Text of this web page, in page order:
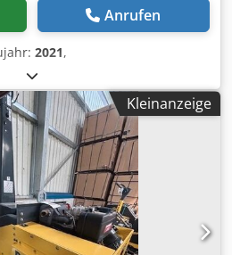
Anrufen
2021,
Kleinanzeige